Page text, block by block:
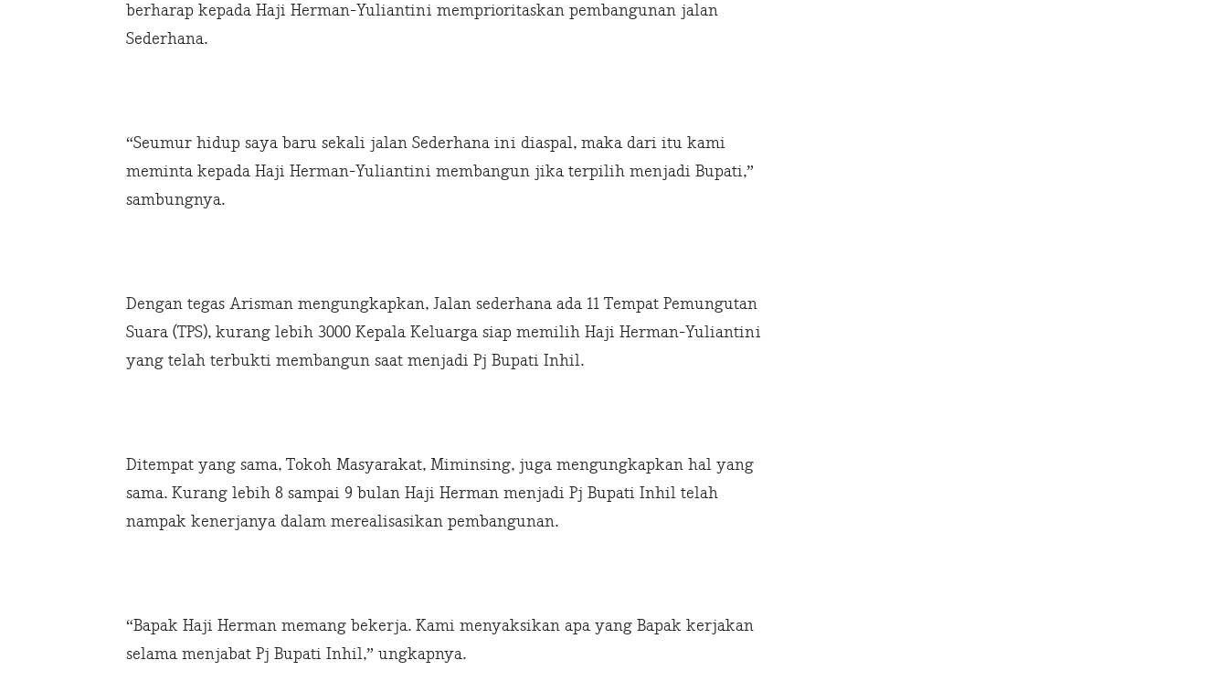
berharap kepada Haji Herman-Yuliantini memprioritaskan pembangunan jalan
Sederhana.
“Seumur hidup saya baru sekali jalan Sederhana ini diaspal, maka dari itu kami
meminta kepada Haji Herman-Yuliantini membangun jika terpilih menjadi Bupati,”
sambungnya.
Dengan tegas Arisman mengungkapkan, Jalan sederhana ada 11 Tempat Pemungutan
Suara (TPS), kurang lebih 3000 Kepala Keluarga siap memilih Haji Herman-Yuliantini
yang telah terbukti membangun saat menjadi Pj Bupati Inhil.
Ditempat yang sama, Tokoh Masyarakat, Miminsing, juga mengungkapkan hal yang
sama. Kurang lebih 8 sampai 9 bulan Haji Herman menjadi Pj Bupati Inhil telah
nampak kenerjanya dalam merealisasikan pembangunan.
“Bapak Haji Herman memang bekerja. Kami menyaksikan apa yang Bapak kerjakan
selama menjabat Pj Bupati Inhil,” ungkapnya.